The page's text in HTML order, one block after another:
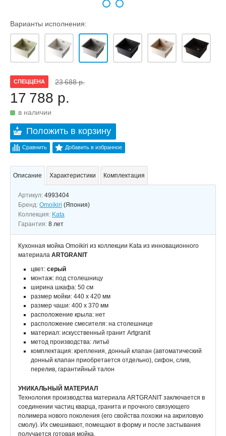
Варианты исполнения:
СПЕЦЦЕНА 23 688 р.
17 788 р.
в наличии
Положить в корзину
Сравнить Добавить в избранное
Описание Характеристики Комплектация
Артикул: 4993404
Бренд: Omoikiri (Япония)
Коллекция: Kata
Гарантия: 8 лет
Кухонная мойка Omoikiri из коллекции Kata из инновационного
материала ARTGRANIT
цвет: серый
монтаж: под столешницу
ширина шкафа: 50 см
размер мойки: 440 x 420 мм
размер чаши: 400 x 370 мм
расположение крыла: нет
расположение смесителя: на столешнице
материал: искусственный гранит Artgranit
метод производства: литьё
комплектация: крепления, донный клапан (автоматический
донный клапан приобретается отдельно), сифон, слив,
перелив, гарантийный талон
УНИКАЛЬНЫЙ МАТЕРИАЛ
Технология производства материала ARTGRANIT заключается в
соединении частиц кварца, гранита и прочного связующего
полимера нового поколения (его свойства похожи на акриловую
смолу). Их смешивают, помещают в форму и после застывания
получается готовая мойка.